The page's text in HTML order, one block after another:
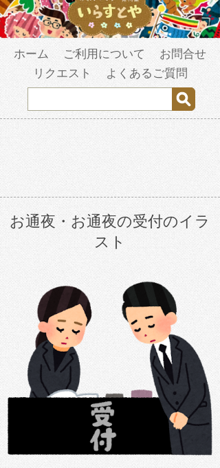
ホーム ご利用について
お問合せ
リクエスト
よくあるご質問
お通夜・お通夜の受付のイラ
スト